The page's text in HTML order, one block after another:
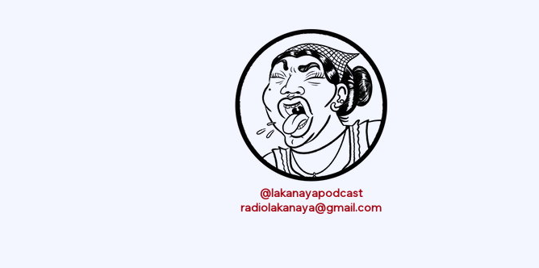
@lakanayapodcast
radiolakanaya@gmail.com